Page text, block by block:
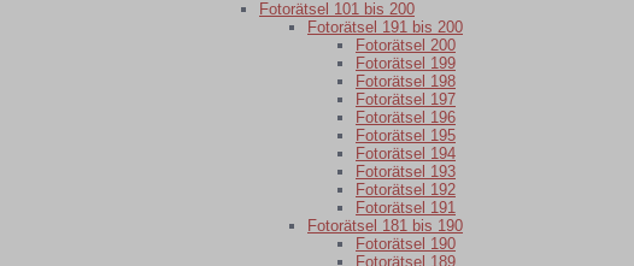
Fotorätsel 101 bis 200
Fotorätsel 191 bis 200
Fotorätsel 200
Fotorätsel 199
Fotorätsel 198
Fotorätsel 197
Fotorätsel 196
Fotorätsel 195
Fotorätsel 194
Fotorätsel 193
Fotorätsel 192
Fotorätsel 191
Fotorätsel 181 bis 190
Fotorätsel 190
Fotorätsel 189